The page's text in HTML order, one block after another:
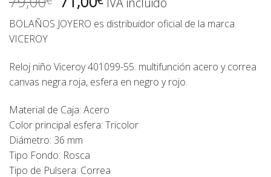
precio
original
79,00€.
precio
actual
71,00€.
BOLAÑOS JOYERO es distribuidor oficial de la marca
VICEROY
Reloj niño Viceroy 401099-55. multifunción acero y correa
canvas negra roja, esfera en negro y rojo.
Material de Caja: Acero
Color principal esfera: Tricolor
Diámetro: 36 mm
Tipo Fondo: Rosca
Tipo de Pulsera: Correa